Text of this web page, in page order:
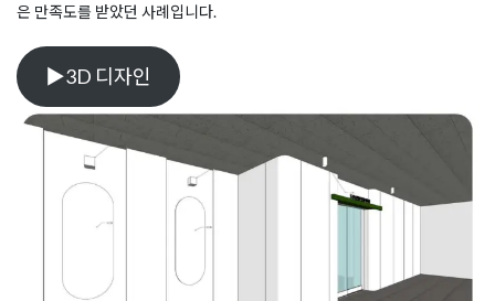
은 만족도를 받았던 사례입니다.
▶3D 디자인